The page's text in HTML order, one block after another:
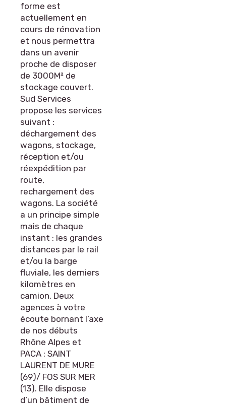
forme est
actuellement en
cours de rénovation
et nous permettra
dans un avenir
proche de disposer
de 3000M² de
stockage couvert.
Sud Services
propose les services
suivant :
déchargement des
wagons, stockage,
réception et/ou
réexpédition par
route,
rechargement des
wagons. La société
a un principe simple
mais de chaque
instant : les grandes
distances par le rail
et/ou la barge
fluviale, les derniers
kilomètres en
camion. Deux
agences à votre
écoute bornant l’axe
de nos débuts
Rhône Alpes et
PACA : SAINT
LAURENT DE MURE
(69)/ FOS SUR MER
(13). Elle dispose
d’un bâtiment de